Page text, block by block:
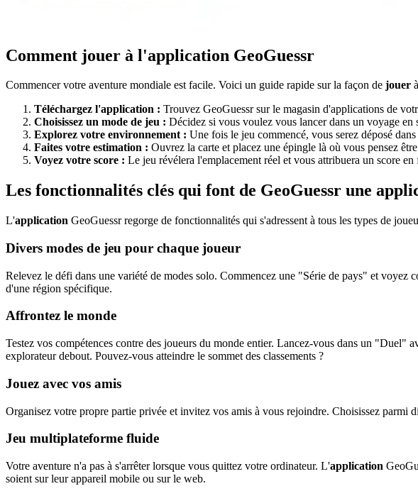
Comment jouer à l'application GeoGuessr
Commencer votre aventure mondiale est facile. Voici un guide rapide sur la façon de jouer
Téléchargez l'application : Trouvez GeoGuessr sur le magasin d'applications de
Choisissez un mode de jeu : Décidez si vous voulez vous lancer dans un voyage en
Explorez votre environnement : Une fois le jeu commencé, vous serez déposé
Faites votre estimation : Ouvrez la carte et placez une épingle là où vous pensez
Voyez votre score : Le jeu révélera l'emplacement réel et vous attribuera un score
Les fonctionnalités clés qui font de GeoGuessr une
L'application GeoGuessr regorge de fonctionnalités qui s'adressent à tous les types de
Divers modes de jeu pour chaque joueur
Relevez le défi dans une variété de modes solo. Commencez une "Série de pays" et
d'une région spécifique.
Affrontez le monde
Testez vos compétences contre des joueurs du monde entier. Lancez-vous dans un
explorateur debout. Pouvez-vous atteindre le sommet des classements ?
Jouez avec vos amis
Organisez votre propre partie privée et invitez vos amis à vous rejoindre. Choisissez
Jeu multiplateforme fluide
Votre aventure n'a pas à s'arrêter lorsque vous quittez votre ordinateur. L'application
soient sur leur appareil mobile ou sur le web.